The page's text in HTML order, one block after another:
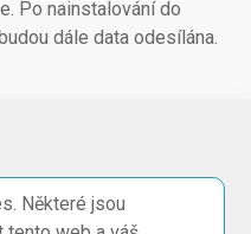
Po nainstalování do
dále data odesílána.
Některé jsou